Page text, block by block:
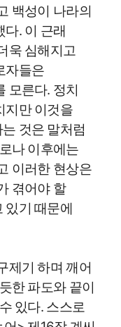
백성이 나라의
다. 이 근래
욱 심해지고
자들은
모른다. 정치
지만 이것을
것은 말처럼
나 이후에는
이러한 현상은
겪어야 할
있기 때문에
제기 하며 깨어
한 파도와 끝이
있다. 스스로